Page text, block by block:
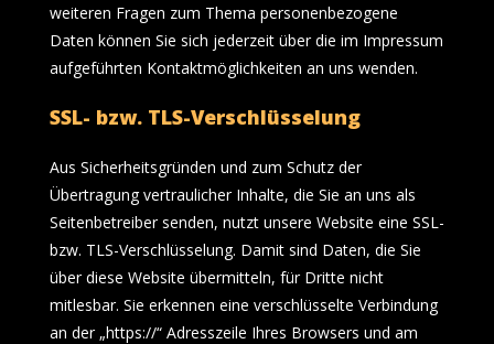
weiteren Fragen zum Thema personenbezogene
Daten können Sie sich jederzeit über die im Impressum
aufgeführten Kontaktmöglichkeiten an uns wenden.
SSL- bzw. TLS-Verschlüsselung
Aus Sicherheitsgründen und zum Schutz der
Übertragung vertraulicher Inhalte, die Sie an uns als
Seitenbetreiber senden, nutzt unsere Website eine SSL-
bzw. TLS-Verschlüsselung. Damit sind Daten, die Sie
über diese Website übermitteln, für Dritte nicht
mitlesbar. Sie erkennen eine verschlüsselte Verbindung
an der „https://“ Adresszeile Ihres Browsers und am